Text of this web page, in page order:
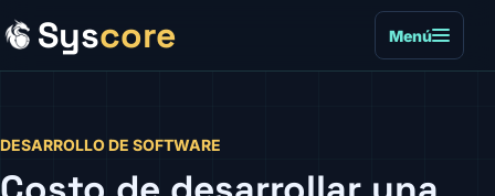
Syscore Menú
DESARROLLO DE SOFTWARE